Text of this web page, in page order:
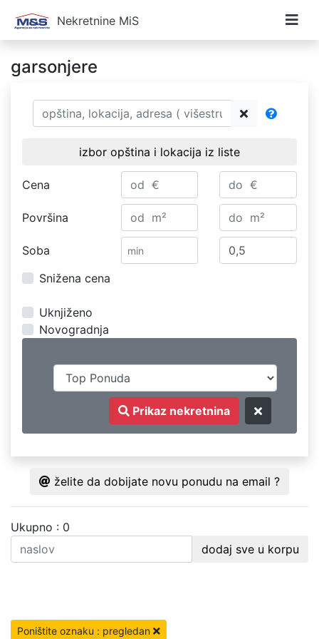
Nekretnine MiS
garsonjere
izbor opština i lokacija iz liste
Cena
Površina
Soba
Snižena cena
Uknjiženo
Novogradnja
Prikaz nekretnina
želite da dobijate novu ponudu na email ?
Ukupno : 0
dodaj sve u korpu
Poništite oznaku : pregledan